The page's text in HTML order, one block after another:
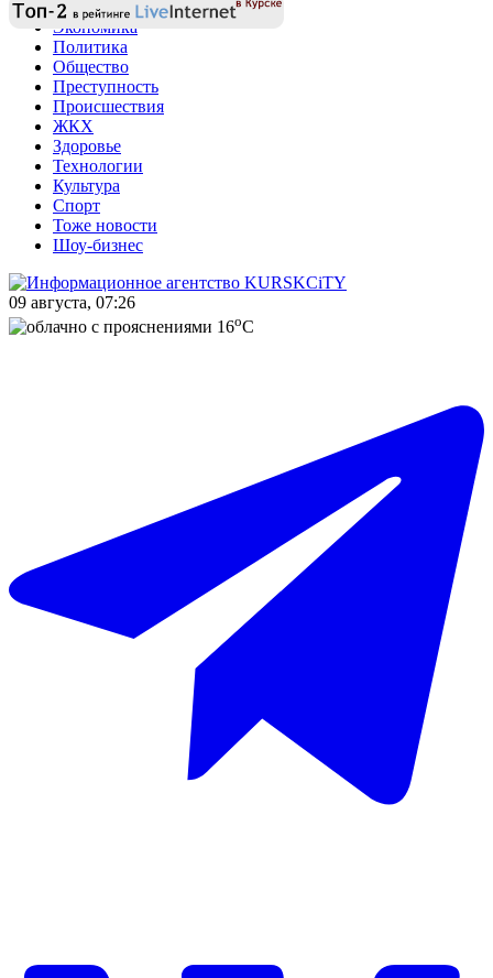
Экономика
Политика
Общество
Преступность
Происшествия
ЖКХ
Здоровье
Технологии
Культура
Спорт
Тоже новости
Шоу-бизнес
09 августа, 07:26
16oC